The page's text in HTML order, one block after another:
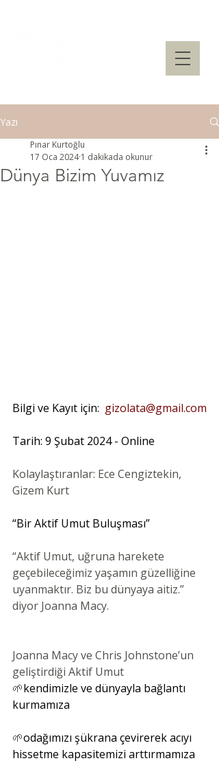
Yazı
Dünya Bizim Yuvamız
Pınar Kurtoğlu
17 Oca 2024 1 dakikada okunur
Bilgi ve Kayıt için: gizolata@gmail.com
Tarih: 9 Şubat 2024 - Online
Kolaylaştıranlar: Ece Cengiztekin,
Gizem Kurt
“Bir Aktif Umut Buluşması”
“Aktif Umut, uğruna harekete
geçebileceğimiz yaşamın güzelliğine
uyanmaktır. Biz bu dünyaya aitiz.”
diyor Joanna Macy.
Joanna Macy ve Chris Johnstone’un
geliştirdiği Aktif Umut
🌱kendimizle ve dünyayla bağlantı
kurmamıza
🌱odağımızı şükrana çevirerek acıyı
hissetme kapasitemizi arttırmamıza